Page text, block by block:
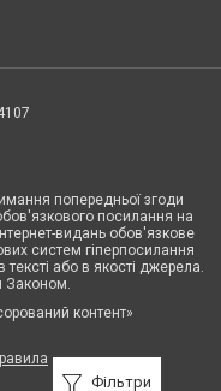
Фільтри
попередньої згоди
посилання на
видань обов'язкове
систем гіперпосилання
тексті або в якості джерела.
Законом.
контент»